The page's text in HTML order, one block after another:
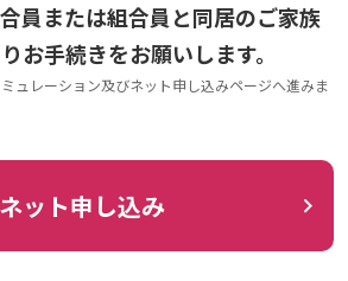
員または組合員と同居のご家族
お手続きをお願いします。
ュレーション及びネット申し込みページへ進みま
ネット申し込み